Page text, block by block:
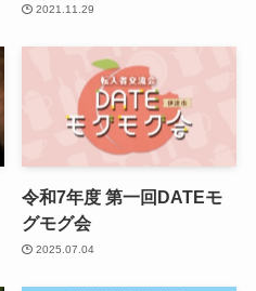
2021.11.29
令和7年度 第一回DATEモ
グモグ会
2025.07.04